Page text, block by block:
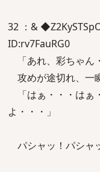
32 ：&
ID:rv7FauRG0
「あれ、彩ちゃん
攻めが途切れ、一
「はぁ・・・はぁ
よ・・・」
パシャッ！パシャ